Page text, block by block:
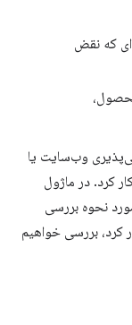
که نقض
وب‌سایت یا
کرد. در ماژول
نحوه بررسی
کرد، بررسی خواهیم